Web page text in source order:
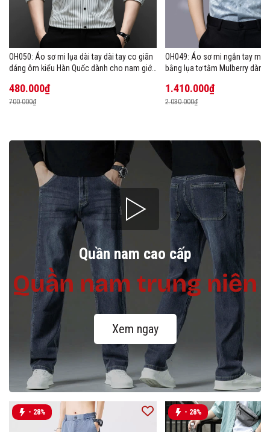
OH050: Áo sơ mi lụa dài tay dài tay co giãn
dáng ôm kiểu Hàn Quốc dành cho nam giới,
480.000₫
700.000₫
OH049: Áo sơ mi ngắn tay
bằng lụa tơ tằm Mulberry
1.410.000₫
2.030.000₫
- 28% - 28%
Quần nam cao cấp
Quần nam trung niên
Xem ngay